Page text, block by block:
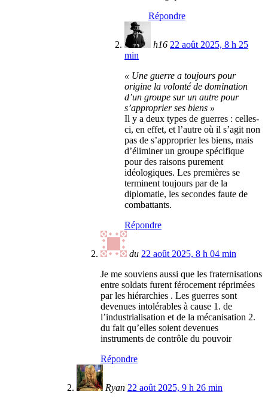
Répondre
h16 22 août 2025, 8 h 25
min
« Une guerre a toujours pour
origine la volonté de domination
d’un groupe sur un autre pour
s’approprier ses biens »
Il y a deux types de guerres : celles-
ci, en effet, et l’autre où il s’agit non
pas de s’approprier les biens, mais
d’éliminer un groupe spécifique
pour des raisons purement
idéologiques. Les premières se
terminent toujours par de la
diplomatie, les secondes faute de
combattants.
Répondre
du 22 août 2025, 8 h 04 min
Je me souviens aussi que les fraternisations
entre soldats furent férocement réprimées
par les hiérarchies . Les guerres sont
devenues intolérables à cause 1. de
l’industrialisation et de la mécanisation 2.
du fait qu’elles soient devenues
instruments de contrôle du pouvoir
Répondre
Ryan 22 août 2025, 9 h 26 min